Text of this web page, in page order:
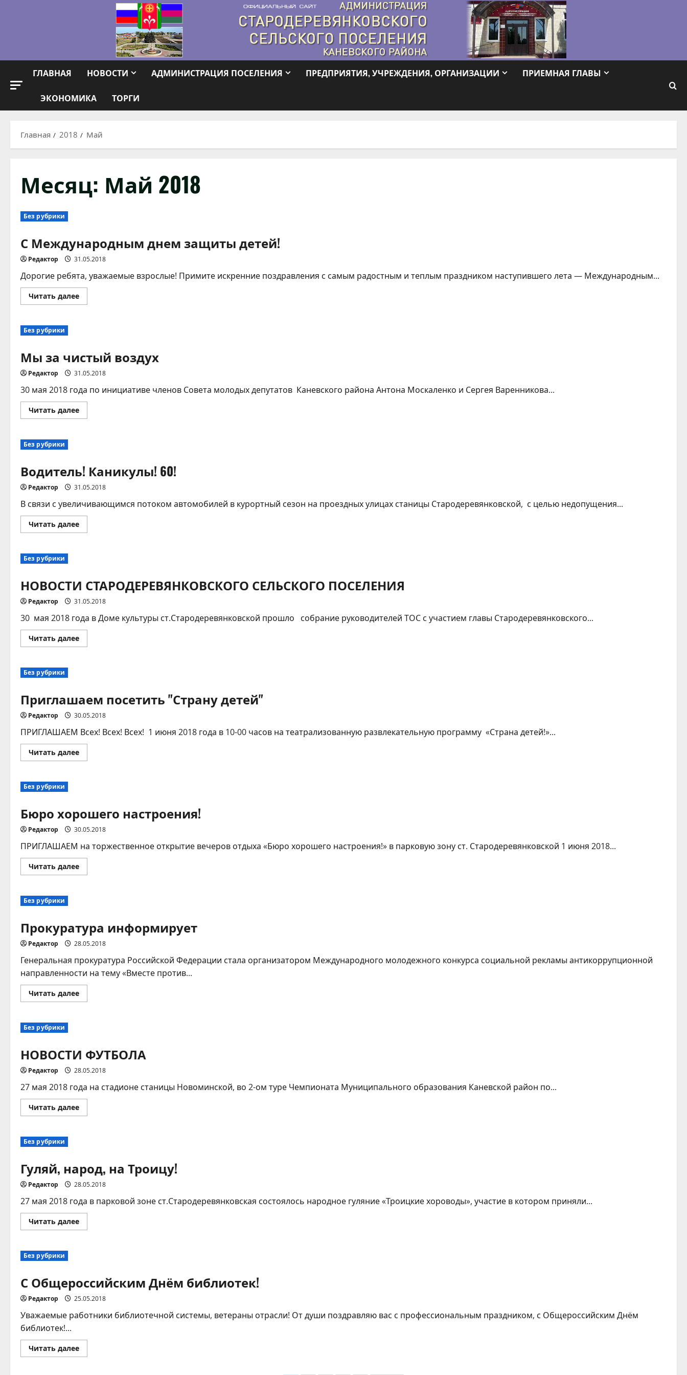
ГЛАВНАЯ НОВОСТИ АДМИНИСТРАЦИЯ ПОСЕЛЕНИЯ ПРЕДПРИЯТИЯ, УЧРЕЖДЕНИЯ, ОРГАНИЗАЦИИ ПРИЕМНАЯ ГЛАВЫ
ЭКОНОМИКА ТОРГИ
Главная 2018 Май
Месяц: Май 2018
Без рубрики
С Международным днем защиты детей!
Редактор 31.05.2018
Дорогие ребята, уважаемые взрослые! Примите искренние поздравления с самым радостным и теплым праздником наступившего лета — Международным...
Читать далееПрочитать
больше
Без рубрики
Мы за чистый воздух
Редактор 31.05.2018
30 мая 2018 года по инициативе членов Совета молодых депутатов Каневского района Антона Москаленко и Сергея Варенникова...
Читать далееПрочитать
больше
Без рубрики
Водитель! Каникулы! 60!
Редактор 31.05.2018
В связи с увеличивающимся потоком автомобилей в курортный сезон на проездных улицах станицы Стародеревянковской, с целью недопущения...
Читать далееПрочитать
больше
Без рубрики
НОВОСТИ СТАРОДЕРЕВЯНКОВСКОГО СЕЛЬСКОГО ПОСЕЛЕНИЯ
Редактор 31.05.2018
30 мая 2018 года в Доме культуры ст.Стародеревянковской прошло собрание руководителей ТОС с участием главы Стародеревянковского...
Читать далееПрочитать
больше
Без рубрики
Приглашаем посетить "Страну детей"
Редактор 30.05.2018
ПРИГЛАШАЕМ Всех! Всех! Всех! 1 июня 2018 года в 10-00 часов на театрализованную развлекательную программу «Страна детей!»...
Читать далееПрочитать
больше
Без рубрики
Бюро хорошего настроения!
Редактор 30.05.2018
ПРИГЛАШАЕМ на торжественное открытие вечеров отдыха «Бюро хорошего настроения!» в парковую зону ст. Стародеревянковской 1 июня 2018...
Читать далееПрочитать
больше
Без рубрики
Прокуратура информирует
Редактор 28.05.2018
Генеральная прокуратура Российской Федерации стала организатором Международного молодежного конкурса социальной рекламы антикоррупционной
направленности на тему «Вместе против...
Читать далееПрочитать
больше
Без рубрики
НОВОСТИ ФУТБОЛА
Редактор 28.05.2018
27 мая 2018 года на стадионе станицы Новоминской, во 2-ом туре Чемпионата Муниципального образования Каневской район по...
Читать далееПрочитать
больше
Без рубрики
Гуляй, народ, на Троицу!
Редактор 28.05.2018
27 мая 2018 года в парковой зоне ст.Стародеревянковская состоялось народное гуляние «Троицкие хороводы», участие в котором приняли...
Читать далееПрочитать
больше
Без рубрики
С Общероссийским Днём библиотек!
Редактор 25.05.2018
Уважаемые работники библиотечной системы, ветераны отрасли! От души поздравляю вас с профессиональным праздником, с Общероссийским Днём
библиотек!...
Читать далееПрочитать
больше